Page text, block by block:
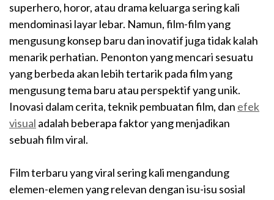
superhero, horor, atau drama keluarga sering kali
mendominasi layar lebar. Namun, film-film yang
mengusung konsep baru dan inovatif juga tidak kalah
menarik perhatian. Penonton yang mencari sesuatu
yang berbeda akan lebih tertarik pada film yang
mengusung tema baru atau perspektif yang unik.
Inovasi dalam cerita, teknik pembuatan film, dan efek
visual adalah beberapa faktor yang menjadikan
sebuah film viral.
Film terbaru yang viral sering kali mengandung
elemen-elemen yang relevan dengan isu-isu sosial